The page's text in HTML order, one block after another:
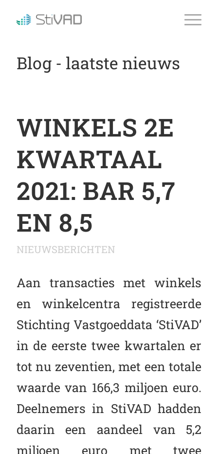
Blog - laatste nieuws
WINKELS 2E
KWARTAAL
2021: BAR 5,7
EN 8,5
NIEUWSBERICHTEN
Aan transacties met winkels
en winkelcentra registreerde
Stichting Vastgoeddata ‘StiVAD’
in de eerste twee kwartalen er
tot nu zeventien, met een totale
waarde van 166,3 miljoen euro.
Deelnemers in StiVAD hadden
daarin een aandeel van 5,2
miljoen euro met twee